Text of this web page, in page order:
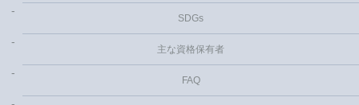
SDGs
主な資格保有者
FAQ